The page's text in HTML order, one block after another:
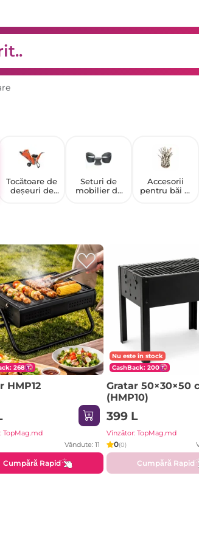
Tocătoare de
deșeuri de
Seturi de
mobilier de
Accesorii
pentru băi și
268
HMP12
TopMag.md
Vândute: 11
Cumpără Rapid
Nu este în stock
CashBack: 200
Gratar 50×30×50
(HMP10)
399 L
Vînzător: TopMag.md
0(0)
Cumpără Rapid